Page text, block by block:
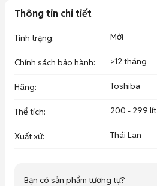
Thông tin chi tiết
Tình trạng: Mới
Chính sách bảo hành: >12 tháng
Hãng: Toshiba
Thể tích: 200 - 299 lít
Xuất xứ: Thái Lan
Bạn có sản phẩm tương tự?